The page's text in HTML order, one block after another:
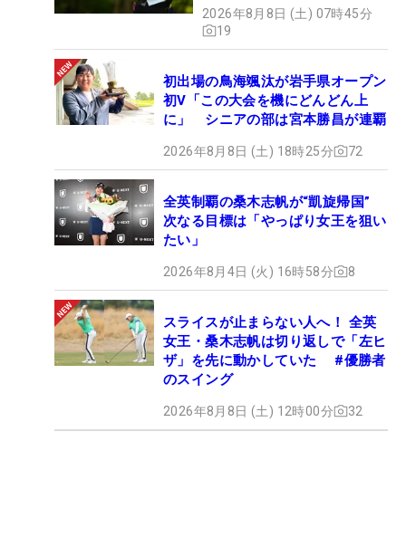
2026年8月8日 (土) 07時45分
19
初出場の鳥海颯汰が岩手県オープン
初V「この大会を機にどんどん上
に」 シニアの部は宮本勝昌が連覇
2026年8月8日 (土) 18時25分 72
全英制覇の桑木志帆が“凱旋帰国”
次なる目標は「やっぱり女王を狙い
たい」
2026年8月4日 (火) 16時58分 8
スライスが止まらない人へ！ 全英
女王・桑木志帆は切り返しで「左ヒ
ザ」を先に動かしていた #優勝者
のスイング
2026年8月8日 (土) 12時00分 32